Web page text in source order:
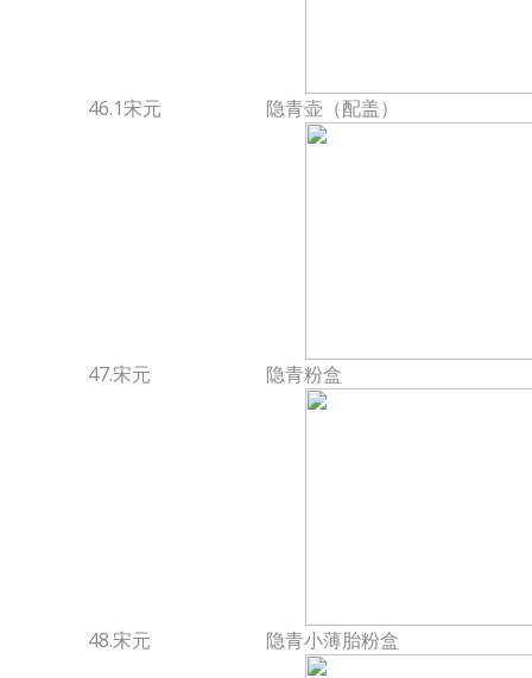
46.1宋元 隐青壶（配盖）
47.宋元 隐青粉盒
48.宋元 隐青小薄胎粉盒